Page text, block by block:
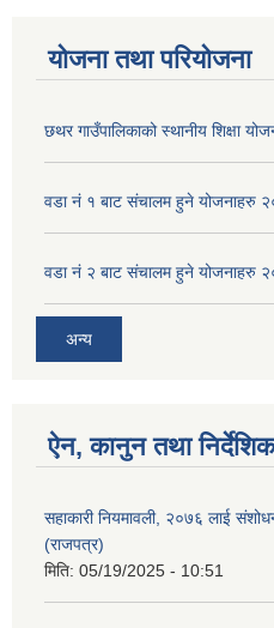
योजना तथा परियोजना
छथर गाउँपालिकाको स्थानीय शिक्षा
वडा नं १ बाट संचालम हुने योजनाहरु
वडा नं २ बाट संचालम हुने योजनाहरु
अन्य
ऐन, कानुन तथा
सहाकारी नियमावली, २०७६ लाई
(राजपत्र)
मिति: 05/19/2025 - 10:51